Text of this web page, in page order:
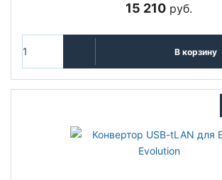
15 210 руб.
В корзину